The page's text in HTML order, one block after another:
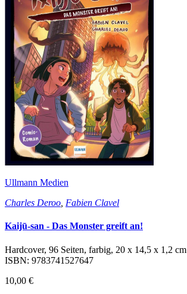
Ullmann Medien
Charles Deroo Fabien Clavel
Kaijū-san - Das Monster greift an!
Hardcover, 96 Seiten, farbig, 20 x 14,5 x 1,2 cm
ISBN: 9783741527647
10,00 €